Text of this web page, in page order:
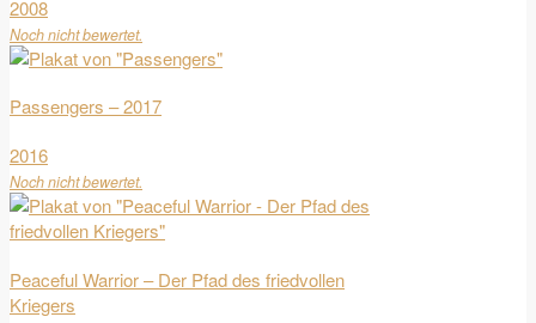
2008
Noch nicht bewertet.
Passengers – 2017
2016
Noch nicht bewertet.
Peaceful Warrior – Der Pfad des friedvollen
Kriegers